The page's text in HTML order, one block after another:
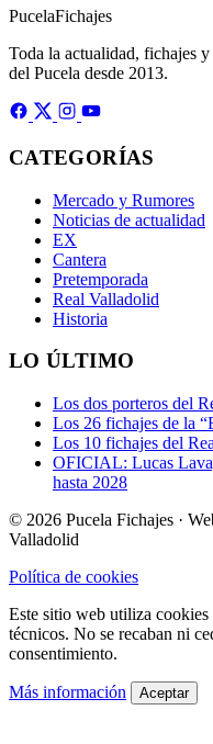
PucelaFichajes
Toda la actualidad, fichajes
del Pucela desde 2013.
CATEGORÍAS
Mercado y Rumores
Noticias de actualidad
EX
Cantera
Pretemporada
Real Valladolid
Historia
LO ÚLTIMO
Los dos porteros del
Los 26 fichajes de la
Los 10 fichajes del
OFICIAL: Lucas
hasta 2028
© 2026 Pucela Fichajes ·
Valladolid
Política de cookies
Este sitio web utiliza
técnicos. No se recaban ni
consentimiento.
Más información Aceptar